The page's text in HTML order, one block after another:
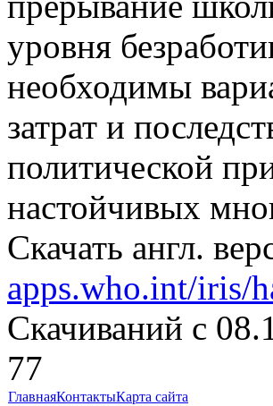
уровня
необходимы
затрат и
политической
настойчивых
Скачать англ.
apps.who.int/iris/
Cкачиваний с
77
ГлавнаяКонтактыКарта сайта